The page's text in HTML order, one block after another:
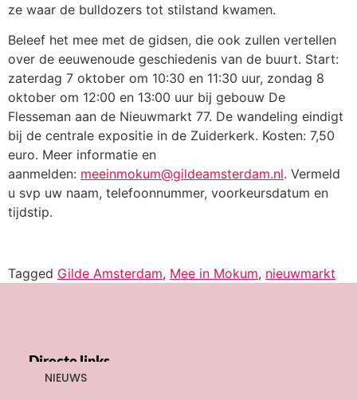
ze waar de bulldozers tot stilstand kwamen.
Beleef het mee met de gidsen, die ook zullen vertellen
over de eeuwenoude geschiedenis van de buurt. Start:
zaterdag 7 oktober om 10:30 en 11:30 uur, zondag 8
oktober om 12:00 en 13:00 uur bij gebouw De
Flesseman aan de Nieuwmarkt 77. De wandeling eindigt
bij de centrale expositie in de Zuiderkerk. Kosten: 7,50
euro. Meer informatie en
aanmelden: meeinmokum@gildeamsterdam.nl. Vermeld
u svp uw naam, telefoonnummer, voorkeursdatum en
tijdstip.
Tagged Gilde Amsterdam, Mee in Mokum, nieuwmarkt
Directe links
NIEUWS